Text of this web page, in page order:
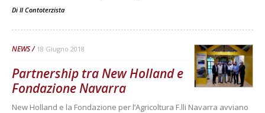
Di Il Contoterzista
NEWS 18 Giugno 2018
Partnership tra New Holland e
Fondazione Navarra
New Holland e la Fondazione per l’Agricoltura F.lli Navarra avviano